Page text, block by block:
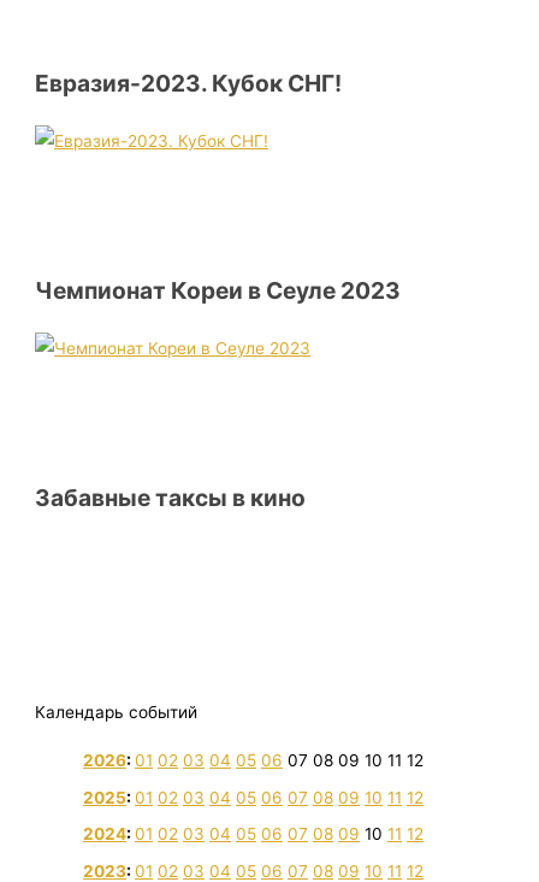
Евразия-2023. Кубок СНГ!
Чемпионат Кореи в Сеуле 2023
Забавные таксы в кино
Календарь событий
2026:01 02 03 04 05 06 07 08 09 10 11 12
2025:01 02 03 04 05 06 07 08 09 10 11 12
2024:01 02 03 04 05 06 07 08 09 10 11 12
2023:01 02 03 04 05 06 07 08 09 10 11 12